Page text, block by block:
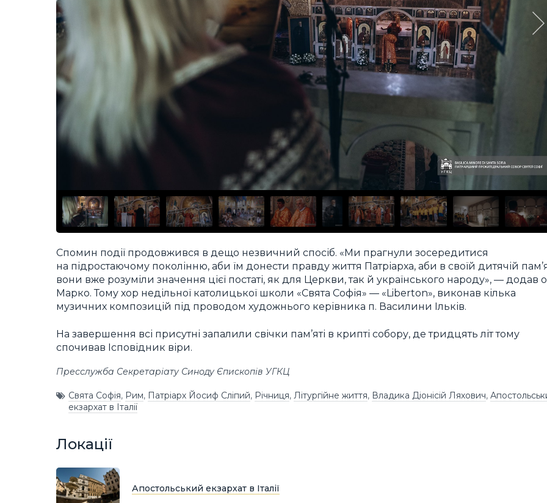
Спомин події продовжився в дещо незвичний спосіб. «Ми прагнули зосередитися
на підростаючому поколінню, аби їм донести правду життя Патріарха, аби в своїй дитячій
вони вже розуміли значення цієї постаті, як для Церкви, так й українського народу», — додав
Марко. Тому хор недільної католицької школи «Cвята Софія» — «Liberton», виконав кілька
музичних композицій під проводом художнього керівника п. Василини Ільків.
На завершення всі присутні запалили свічки пам’яті в крипті собору, де тридцять літ тому
спочивав Ісповідник віри.
Пресслужба Секретаріату Синоду Єпископів УГКЦ
Свята Софія, Рим, Патріарх Йосиф Сліпий, Річниця, Літургійне життя, Владика Діонісій Ляхович,
екзархат в Італії
Локації
Апостольський екзархат в Італії